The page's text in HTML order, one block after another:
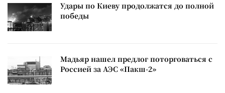
Удары по Киеву продолжатся до полной
победы
Мадьяр нашел предлог поторговаться с
Россией за АЭС «Пакш-2»